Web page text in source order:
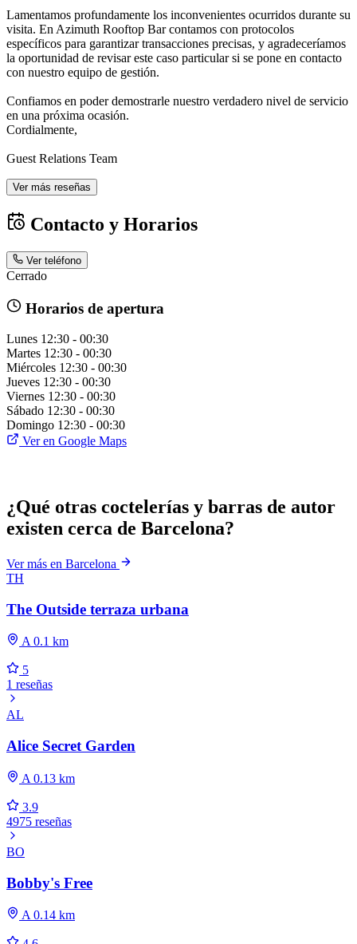
Lamentamos profundamente los inconvenientes ocurridos durante su
visita. En Azimuth Rooftop Bar contamos con protocolos
específicos para garantizar transacciones precisas, y agradeceríamos
la oportunidad de revisar este caso particular si se pone en contacto
con nuestro equipo de gestión.
Confiamos en poder demostrarle nuestro verdadero nivel de servicio
en una próxima ocasión.
Cordialmente,
Guest Relations Team
Ver más reseñas
Contacto y Horarios
Ver teléfono
Cerrado
Horarios de apertura
Lunes 12:30 - 00:30
Martes 12:30 - 00:30
Miércoles 12:30 - 00:30
Jueves 12:30 - 00:30
Viernes 12:30 - 00:30
Sábado 12:30 - 00:30
Domingo 12:30 - 00:30
Ver en Google Maps
¿Qué otras coctelerías y barras de autor
existen cerca de Barcelona?
Ver más en Barcelona
TH
The Outside terraza urbana
A 0.1 km
5
1 reseñas
AL
Alice Secret Garden
A 0.13 km
3.9
4975 reseñas
BO
Bobby's Free
A 0.14 km